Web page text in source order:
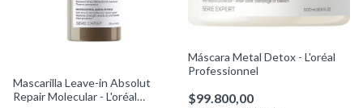
Mascarilla Leave-in Absolut
Repair Molecular - L'oréal
Máscara Metal Detox - L'oréal
Professionnel
$99.800,00